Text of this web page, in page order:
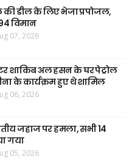
की डील के लिए भेजा प्रपोजल,
विमान
07, 2026
शाकिब अल हसन के घर पेट्रोल
के कार्यक्रम हुए थे शामिल
06, 2026
जहाज पर हमला, सभी 14
गया
05, 2026